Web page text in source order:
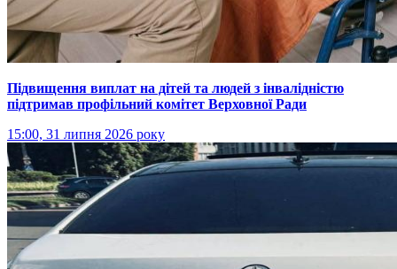
Підвищення виплат на дітей та людей з інвалідністю
підтримав профільний комітет Верховної Ради
15:00, 31 липня 2026 року